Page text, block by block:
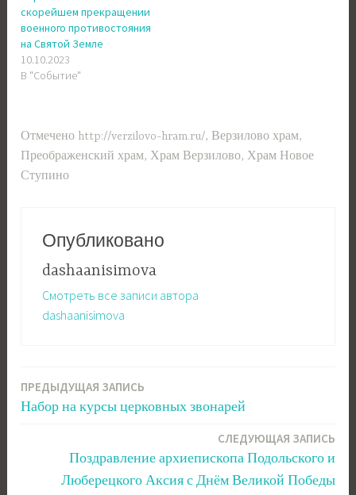
скорейшем прекращении
военного противостояния
на Святой Земле
10.10.2023
В "Событие"
Отмечено http://verzilovo-hram.ru/, Верзилово храм,
Преображенский храм,Храм Верзилово,Храм Новое
Ступино
Опубликовано
dashaanisimova
Смотреть все записи автора
dashaanisimova
Навигация
ПРЕДЫДУЩАЯ ЗАПИСЬ
Набор на курсы церковных звонарей
СЛЕДУЮЩАЯ ЗАПИСЬ
Поздравление архиепископа Подольского и
Люберецкого Аксия с Днём Великой Победы